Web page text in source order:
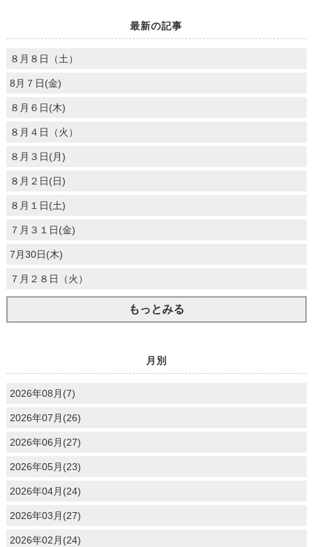
最新の記事
８月８日（土）
8月７日(金)
８月６日(木)
８月４日（火）
８月３日(月)
８月２日(日)
８月１日(土)
７月３１日(金)
7月30日(木)
７月２８日（火）
もっとみる
月別
2026年08月(7)
2026年07月(26)
2026年06月(27)
2026年05月(23)
2026年04月(24)
2026年03月(27)
2026年02月(24)